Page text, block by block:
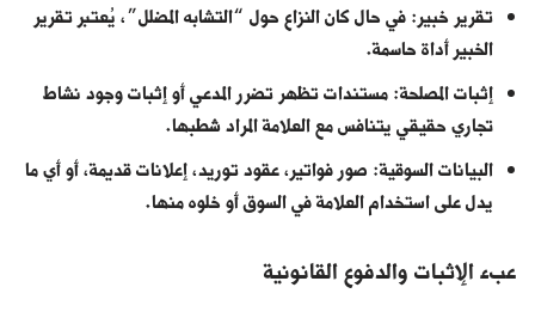
تقرير خبير: في حال كان النزاع حول “التشابه المضلل”، يُعتبر تقرير
الخبير أداة حاسمة.
إثبات المصلحة: مستندات تظهر تضرر المدعي أو إثبات وجود نشاط
تجاري حقيقي يتنافس مع العلامة المراد شطبها.
البيانات السوقية: صور فواتير، عقود توريد، إعلانات قديمة، أو أي ما
يدل على استخدام العلامة في السوق أو خلوه منها.
عبء الإثبات والدفوع القانونية